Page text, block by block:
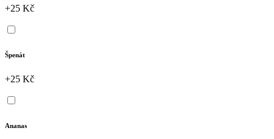
+25 Kč
Špenát
+25 Kč
Ananas